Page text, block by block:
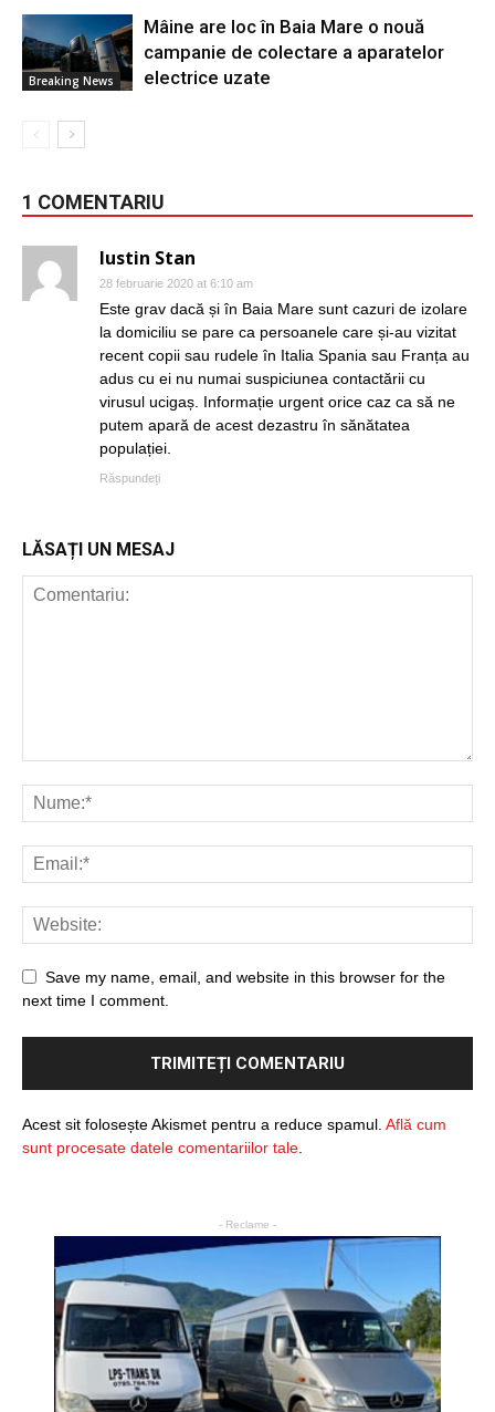
Breaking News
Mâine are loc în Baia Mare o nouă
campanie de colectare a aparatelor
electrice uzate
1 COMENTARIU
Iustin Stan
28 februarie 2020 at 6:10 am
Este grav dacă și în Baia Mare sunt cazuri de izolare
la domiciliu se pare ca persoanele care și-au vizitat
recent copii sau rudele în Italia Spania sau Franța au
adus cu ei nu numai suspiciunea contactării cu
virusul ucigaș. Informație urgent orice caz ca să ne
putem apară de acest dezastru în sănătatea
populației.
Răspundeți
LĂSAȚI UN MESAJ
Save my name, email, and website in this browser for the
next time I comment.
Acest sit folosește Akismet pentru a reduce spamul. Află cum
sunt procesate datele comentariilor tale
- Reclame -